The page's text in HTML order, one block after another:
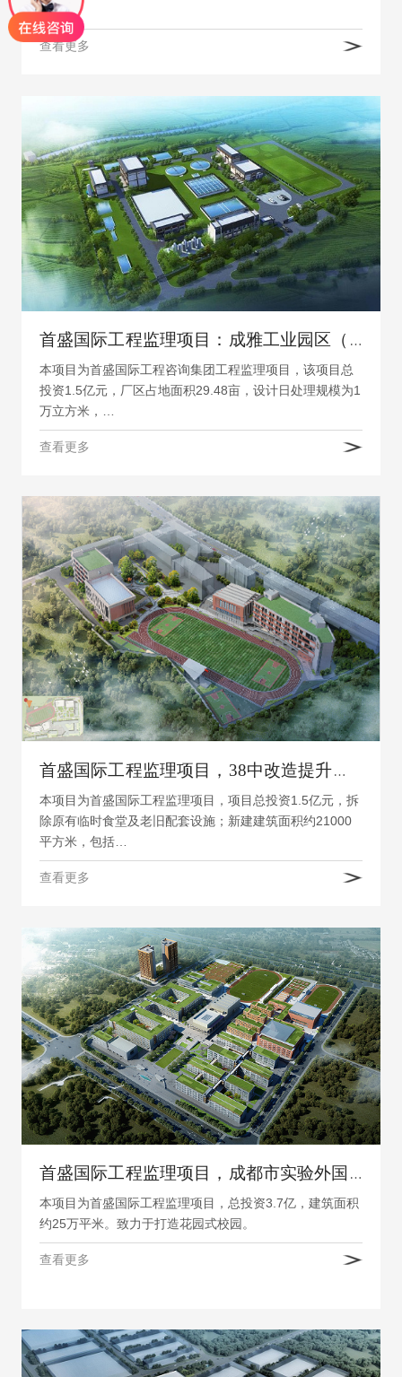
总建…
查看更多
首盛国际工程监理项目：成雅工业园区（一期）污水处理厂、截污干管及配套项目
本项目为首盛国际工程咨询集团工程监理项目，该项目总
投资1.5亿元，厂区占地面积29.48亩，设计日处理规模为1
万立方米，…
查看更多
首盛国际工程监理项目，38中改造提升工程
本项目为首盛国际工程监理项目，项目总投资1.5亿元，拆
除原有临时食堂及老旧配套设施；新建建筑面积约21000
平方米，包括…
查看更多
首盛国际工程监理项目，成都市实验外国语学校
本项目为首盛国际工程监理项目，总投资3.7亿，建筑面积
约25万平米。致力于打造花园式校园。
查看更多